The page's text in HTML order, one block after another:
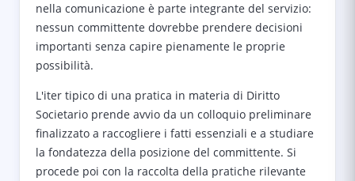
nella comunicazione è parte integrante del servizio:
nessun committente dovrebbe prendere decisioni
importanti senza capire pienamente le proprie
possibilità.
L'iter tipico di una pratica in materia di Diritto
Societario prende avvio da un colloquio preliminare
finalizzato a raccogliere i fatti essenziali e a studiare
la fondatezza della posizione del committente. Si
procede poi con la raccolta della pratiche rilevante